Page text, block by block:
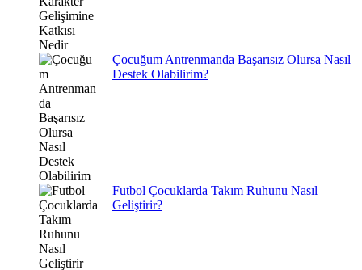
Çocuğum Antrenmanda Başarısız Olursa Nasıl
Destek Olabilirim?
Futbol Çocuklarda Takım Ruhunu Nasıl
Geliştirir?